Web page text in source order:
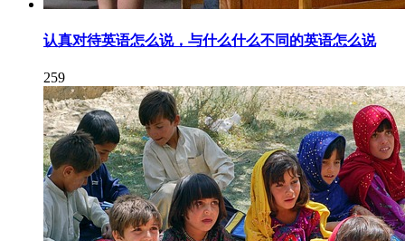
认真对待英语怎么说，与什么什么不同的英语怎么说
259